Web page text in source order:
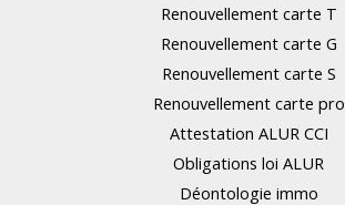
Renouvellement carte T
Renouvellement carte G
Renouvellement carte S
Renouvellement carte pro
Attestation ALUR CCI
Obligations loi ALUR
Déontologie immo